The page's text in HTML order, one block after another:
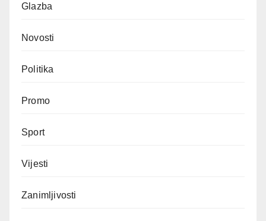
Glazba
Novosti
Politika
Promo
Sport
Vijesti
Zanimljivosti